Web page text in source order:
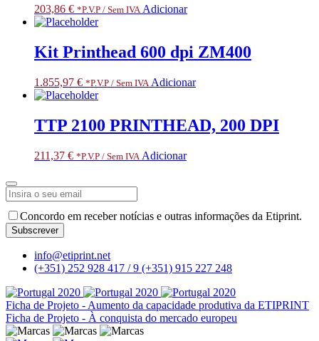
203,86 € *P.V.P / Sem IVA Adicionar
Kit Printhead 600 dpi ZM400
1.855,97 € *P.V.P / Sem IVA Adicionar
TTP 2100 PRINTHEAD, 200 DPI
211,37 € *P.V.P / Sem IVA Adicionar
URL*
Concordo em receber notícias e outras informações da Etiprint.
Subscrever
info@etiprint.net
(+351) 252 928 417 / 9 (+351) 915 227 248
Ficha de Projeto - Aumento da capacidade produtiva da ETIPRINT
Ficha de Projeto - À conquista do mercado europeu